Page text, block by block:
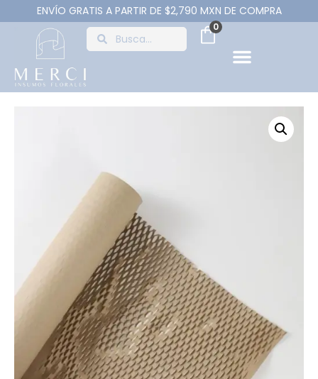
ENVÍO GRATIS A PARTIR DE $2,790 MXN DE COMPRA
0